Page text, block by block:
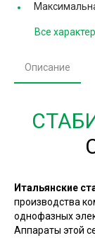
Все
Описание
Итальянские
производства
однофазных
Аппараты этой